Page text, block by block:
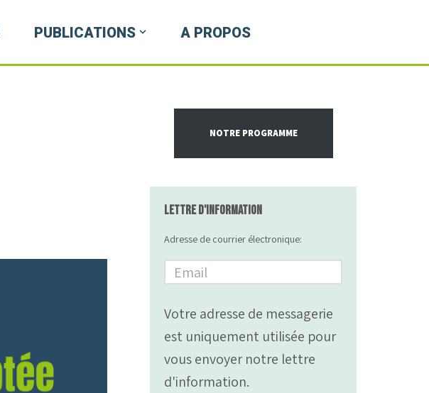
PUBLICATIONS A PROPOS
NOTRE PROGRAMME
Lettre d'information
Adresse de courrier électronique:
Votre adresse de messagerie
est uniquement utilisée pour
vous envoyer notre lettre
d'information.